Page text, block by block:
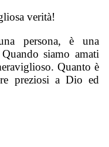
verità!
persona, è una
siamo amati
Quanto è
preziosi a Dio ed